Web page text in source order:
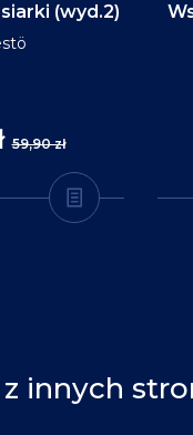
(wyd.2)
59,90 zł
innych